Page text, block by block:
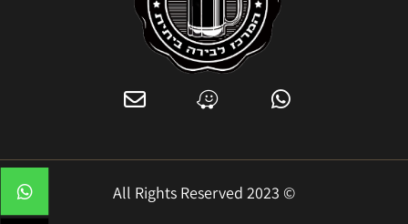
© 2023 All Rights Reserved